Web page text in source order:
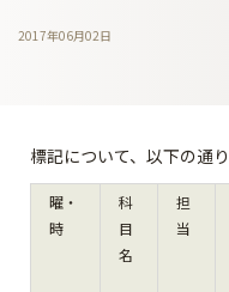
2017年06月02日
標記について、以下の通
曜・
時
科
目
名
担
当